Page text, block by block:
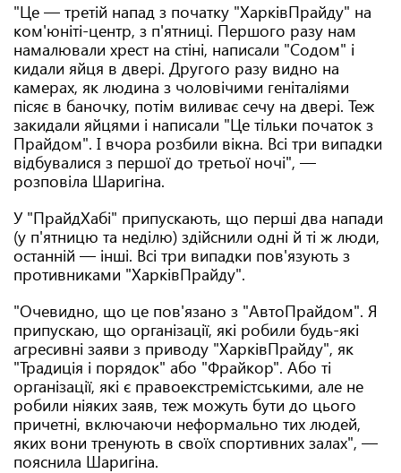
"Це — третій напад з початку "ХарківПрайду" на
ком'юніті-центр, з п'ятниці. Першого разу нам
намалювали хрест на стіні, написали "Содом" і
кидали яйця в двері. Другого разу видно на
камерах, як людина з чоловічими геніталіями
пісяє в баночку, потім виливає сечу на двері. Теж
закидали яйцями і написали "Це тільки початок з
Прайдом". І вчора розбили вікна. Всі три випадки
відбувалися з першої до третьої ночі", —
розповіла Шаригіна.
У "ПрайдХабі" припускають, що перші два напади
(у п'ятницю та неділю) здійснили одні й ті ж люди,
останній — інші. Всі три випадки пов'язують з
противниками "ХарківПрайду".
"Очевидно, що це пов'язано з "АвтоПрайдом". Я
припускаю, що організації, які робили будь-які
агресивні заяви з приводу "ХарківПрайду", як
"Традиція і порядок" або "Фрайкор". Або ті
організації, які є правоекстремістськими, але не
робили ніяких заяв, теж можуть бути до цього
причетні, включаючи неформально тих людей,
яких вони тренують в своїх спортивних залах", —
пояснила Шаригіна.